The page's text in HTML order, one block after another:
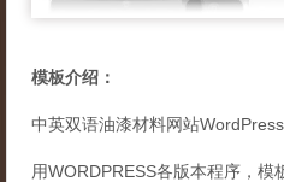
模板介绍：
中英双语油漆材料网站
用WORDPRESS各版本程序，